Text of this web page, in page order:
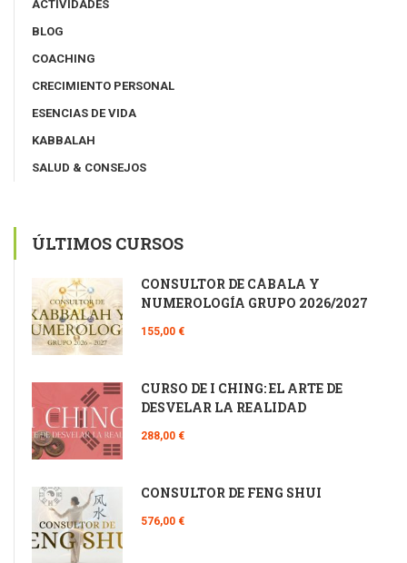
ACTIVIDADES
BLOG
COACHING
CRECIMIENTO PERSONAL
ESENCIAS DE VIDA
KABBALAH
SALUD & CONSEJOS
ÚLTIMOS CURSOS
CONSULTOR DE CÁBALA Y
NUMEROLOGÍA GRUPO 2026/2027
155,00 €
CURSO DE I CHING: EL ARTE DE
DESVELAR LA REALIDAD
288,00 €
CONSULTOR DE FENG SHUI
576,00 €